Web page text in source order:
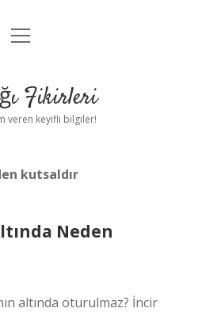
Anasayfa
Uyarı
menüyü
Fikirleri
veren keyifli bilgiler!
kutsaldır
Neden
altında oturulmaz? İncir